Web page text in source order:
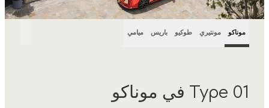
موناكو مونتيري طوكيو باريس ميامي
Type 01 في موناكو